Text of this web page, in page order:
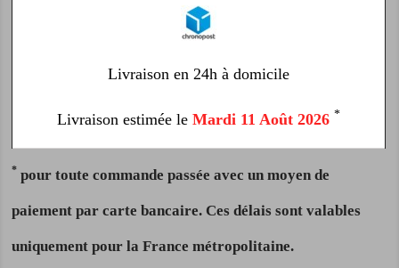
Livraison en 24h à domicile
Livraison estimée le Mardi 11 Août 2026 *
* pour toute commande passée avec un moyen de
paiement par carte bancaire. Ces délais sont valables
uniquement pour la France métropolitaine.